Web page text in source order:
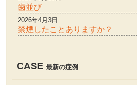
歯並び
2026年4月3日
禁煙したことありますか？
CASE 最新の症例